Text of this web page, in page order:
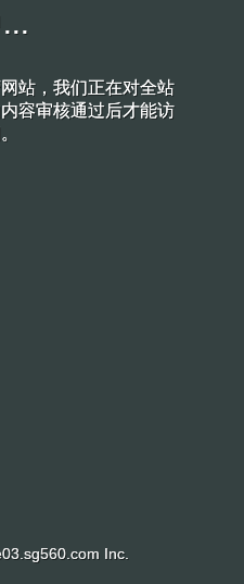
站，我们正在对全站
容审核通过后才能访
Inc.
站，我们正在对全站
容审核通过后才能访
Inc.